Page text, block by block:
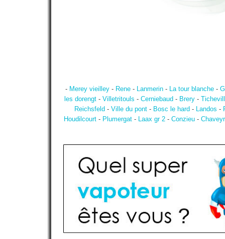
- Merey vieilley - Rene - Lanmerin - La tour blanche -
les dorengt- Villetritouls - Cerniebaud - Brery-
Reichsfeld - Ville du pont- Bosc le hard - Landos -
Houdilcourt- Plumergat- Laax gr 2- Conzieu-